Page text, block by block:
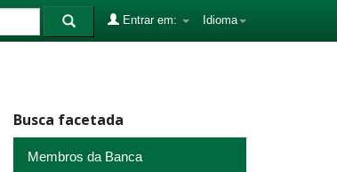
Idioma
Entrar em:
Busca facetada
Membros da Banca